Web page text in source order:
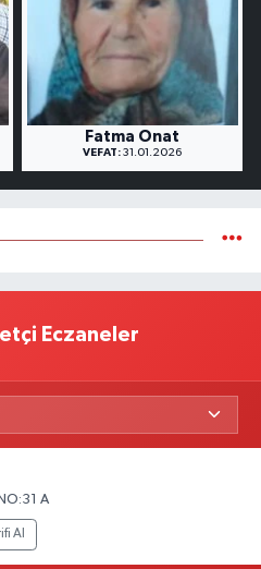
Fatma Onat
VEFAT: 31.01.2026
Eczaneler
A
Al